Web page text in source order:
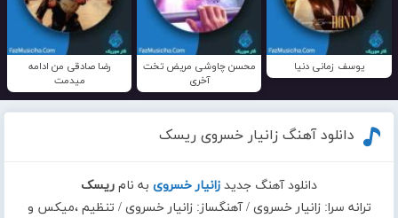
یوسف زمانی دنیا
محسن چاوشی مریض تخت
آخری
رضا صادقی من ادامه
میدمت
دانلود آهنگ زانیار خسروی ریسک
دانلود آهنگ جدید زانیار خسروی به نام ریسک
ترانه سرا: زانیار خسروی / آهنگساز: زانیار خسروی / تنظیم ،میکس و